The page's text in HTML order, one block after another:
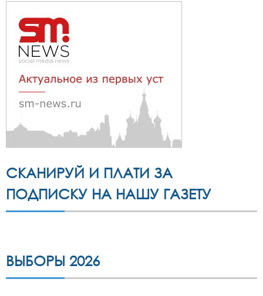
СКАНИРУЙ И ПЛАТИ ЗА
ПОДПИСКУ НА НАШУ ГАЗЕТУ
ВЫБОРЫ 2026